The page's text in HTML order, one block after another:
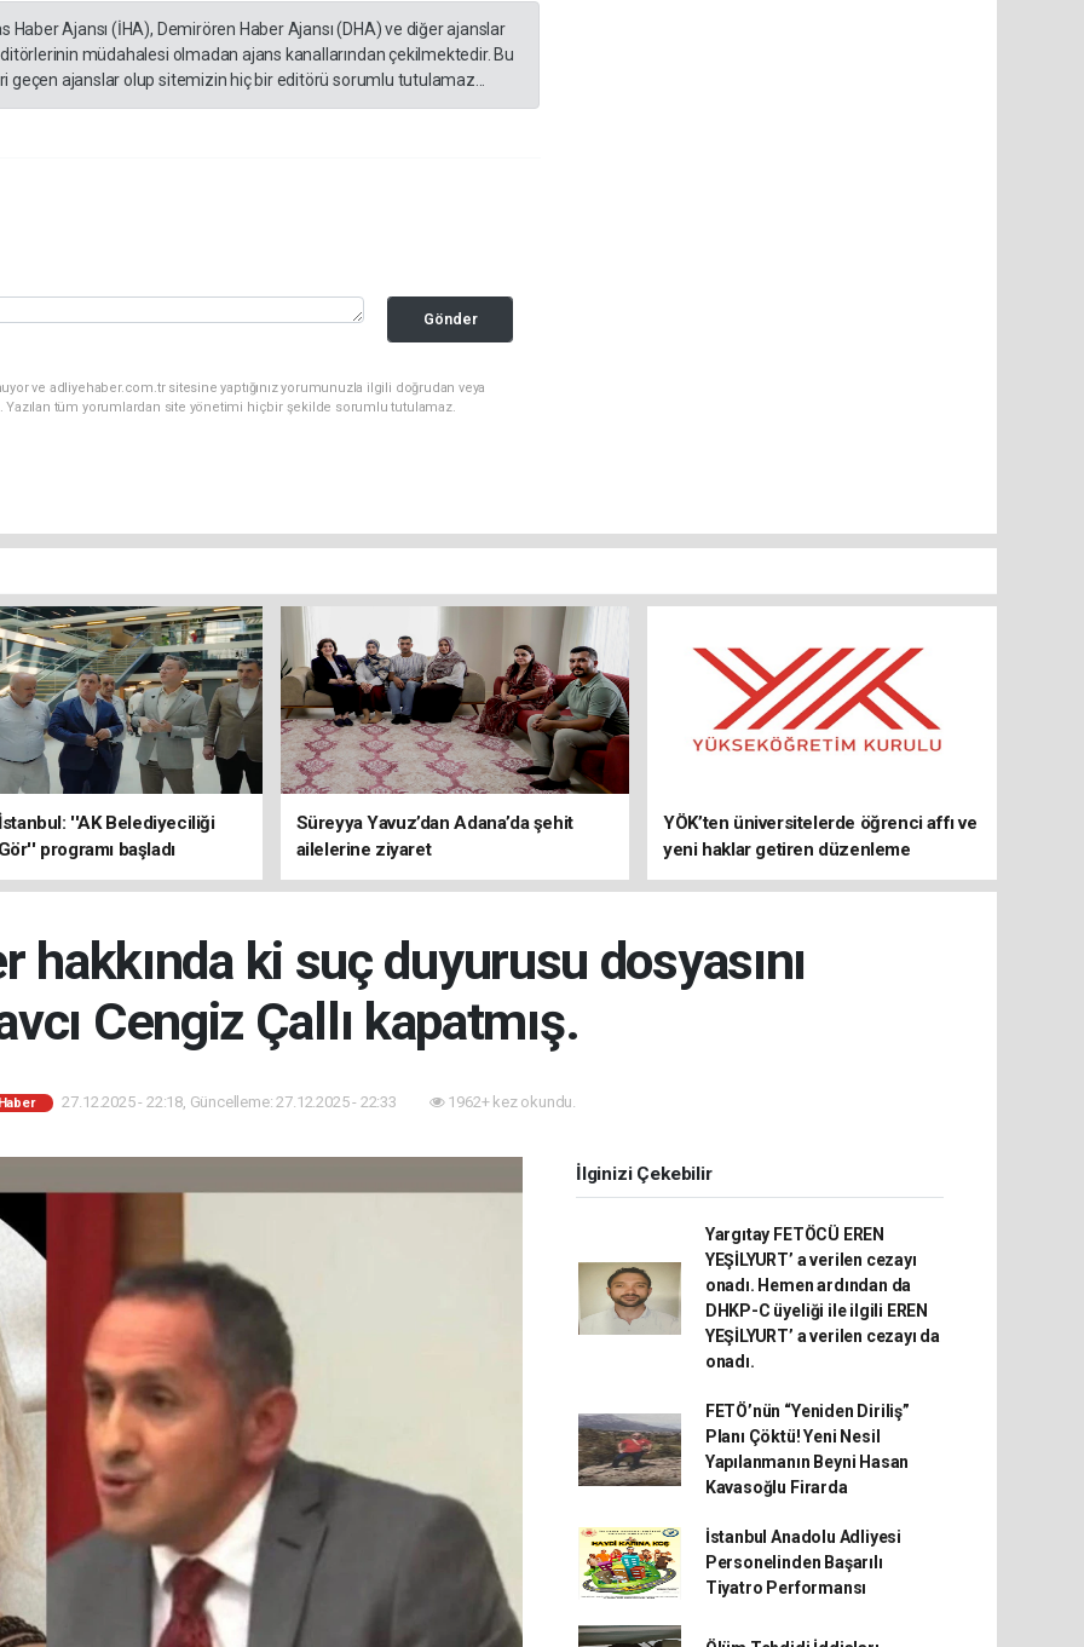
Haber Ajansı (İHA), Demirören Haber Ajansı (DHA) ve diğer ajanslar
müdahalesi olmadan ajans kanallarından çekilmektedir. Bu
ajanslar olup sitemizin hiç bir editörü sorumlu tutulamaz...
Gönder
ve adliyehaber.com.tr sitesine yaptığınız yorumunuzla ilgili doğrudan veya
Yazılan tüm yorumlardan site yönetimi hiçbir şekilde sorumlu tutulamaz.
''AK Belediyeciliği
programı başladı
Süreyya Yavuz’dan Adana’da şehit
ailelerine ziyaret
YÖK’ten üniversitelerde öğrenci affı ve
yeni haklar getiren düzenleme
hakkında ki suç duyurusu dosyasını
Cengiz Çallı kapatmış.
27.12.2025 - 22:18, Güncelleme: 27.12.2025 - 22:33 1962+ kez okundu.
İlginizi Çekebilir
Yargıtay FETÖCÜ EREN
YEŞİLYURT’ a verilen cezayı
onadı. Hemen ardından da
DHKP-C üyeliği ile ilgili EREN
YEŞİLYURT’ a verilen cezayı da
onadı.
FETÖ’nün “Yeniden Diriliş”
Planı Çöktü! Yeni Nesil
Yapılanmanın Beyni Hasan
Kavasoğlu Firarda
İstanbul Anadolu Adliyesi
Personelinden Başarılı
Tiyatro Performansı